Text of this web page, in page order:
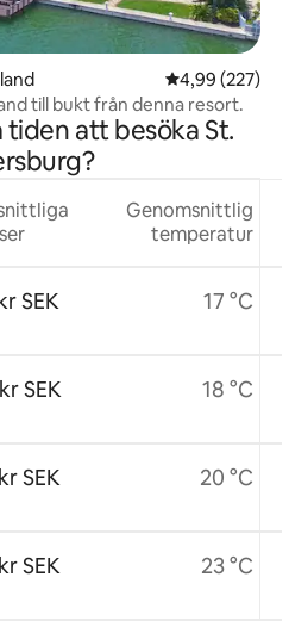
4,99 av 5 i
4,99 (227)
till bukt från denna resort.
tiden att besöka St.
SEK
SEK
SEK
SEK
Genomsnittlig
temperatur
17 °C
18 °C
20 °C
23 °C